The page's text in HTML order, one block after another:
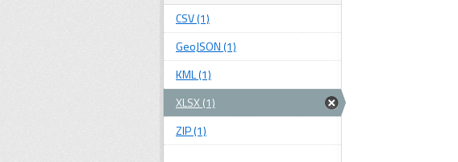
CSV (1)
GeoJSON (1)
KML (1)
XLSX (1)
ZIP (1)